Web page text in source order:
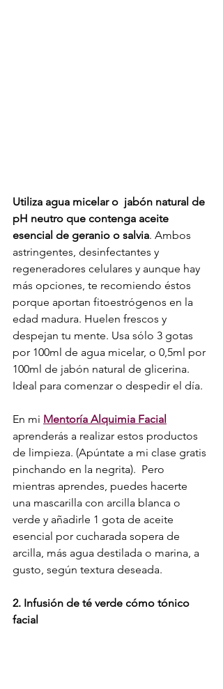
Utiliza agua micelar o  jabón natural de
pH neutro que contenga aceite
esencial de geranio o salvia. Ambos
astringentes, desinfectantes y
regeneradores celulares y aunque hay
más opciones, te recomiendo éstos
porque aportan fitoestrógenos en la
edad madura. Huelen frescos y
despejan tu mente. Usa sólo 3 gotas
por 100ml de agua micelar, o 0,5ml por
100ml de jabón natural de glicerina.
Ideal para comenzar o despedir el día.
En mi Mentoría Alquimia Facial
aprenderás a realizar estos productos
de limpieza. (Apúntate a mi clase gratis
pinchando en la negrita).  Pero
mientras aprendes, puedes hacerte
una mascarilla con arcilla blanca o
verde y añadirle 1 gota de aceite
esencial por cucharada sopera de
arcilla, más agua destilada o marina, a
gusto, según textura deseada.
2. Infusión de té verde cómo tónico
facial